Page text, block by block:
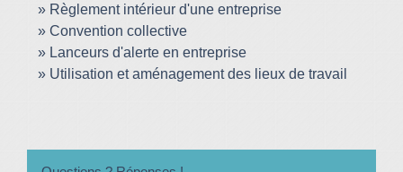
Règlement intérieur d'une entreprise
Convention collective
Lanceurs d'alerte en entreprise
Utilisation et aménagement des lieux de travail